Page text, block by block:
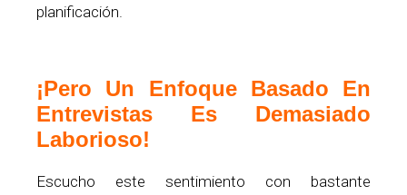
planificación.
¡Pero Un Enfoque Basado En
Entrevistas Es Demasiado
Laborioso!
Escucho este sentimiento con bastante